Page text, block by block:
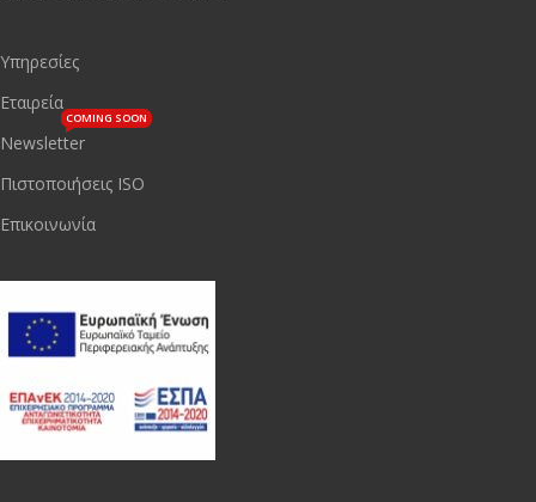
Υπηρεσίες
Εταιρεία
Newsletter
COMING SOON
Πιστοποιήσεις ISO
Επικοινωνία